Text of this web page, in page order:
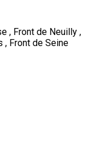
, Front de Neuilly ,
, Front de Seine